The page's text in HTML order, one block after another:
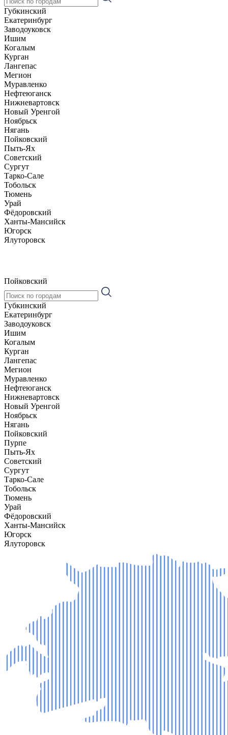
Губкинский
Екатеринбург
Заводоуковск
Ишим
Когалым
Курган
Лангепас
Мегион
Муравленко
Нефтеюганск
Нижневартовск
Новый Уренгой
Ноябрьск
Нягань
Пойковский
Пыть-Ях
Советский
Сургут
Тарко-Сале
Тобольск
Тюмень
Урай
Фёдоровский
Ханты-Мансийск
Югорск
Ялуторовск
Пойковский
Губкинский
Екатеринбург
Заводоуковск
Ишим
Когалым
Курган
Лангепас
Мегион
Муравленко
Нефтеюганск
Нижневартовск
Новый Уренгой
Ноябрьск
Нягань
Пойковский
Пурпе
Пыть-Ях
Советский
Сургут
Тарко-Сале
Тобольск
Тюмень
Урай
Фёдоровский
Ханты-Мансийск
Югорск
Ялуторовск